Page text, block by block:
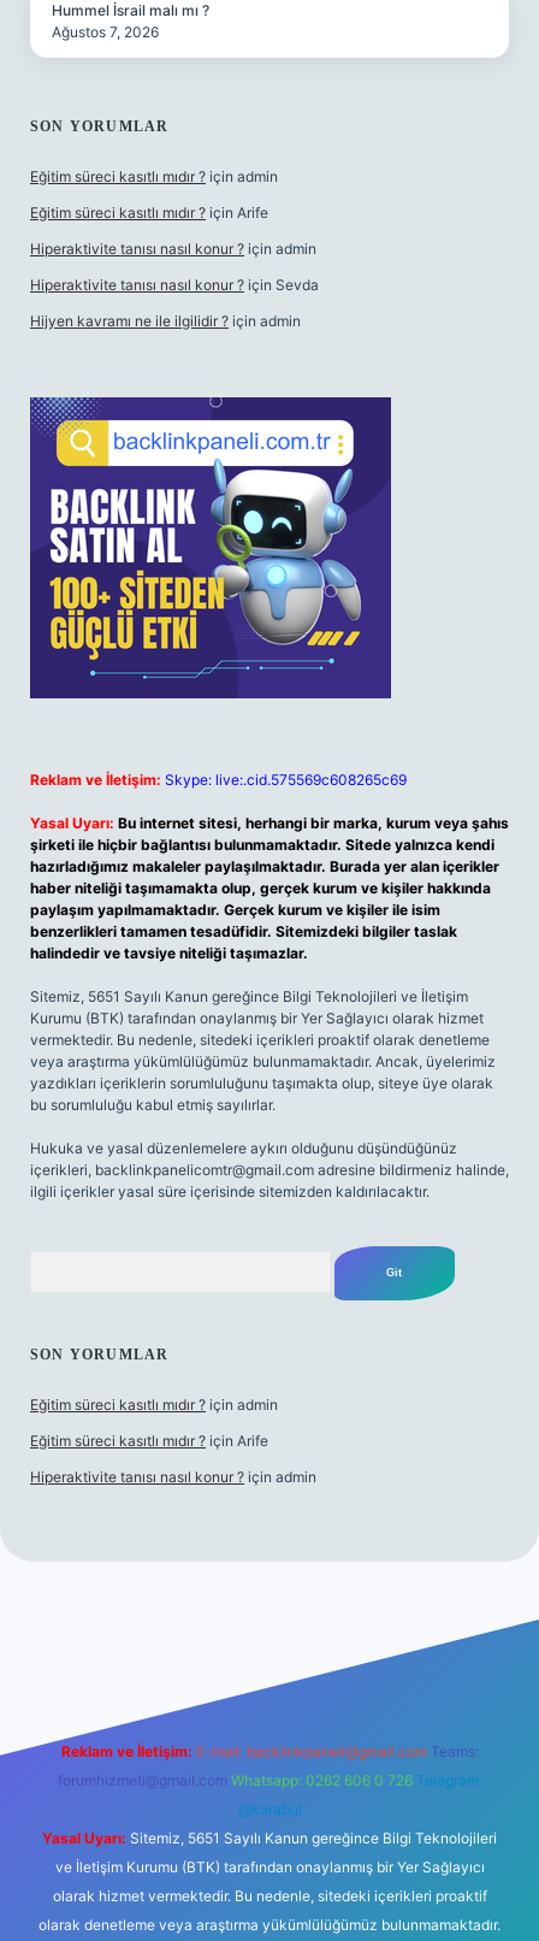
Hummel İsrail malı mı ?
Ağustos 7, 2026
SON YORUMLAR
Eğitim süreci kasıtlı mıdır ? için admin
Eğitim süreci kasıtlı mıdır ? için Arife
Hiperaktivite tanısı nasıl konur ? için admin
Hiperaktivite tanısı nasıl konur ? için Sevda
Hijyen kavramı ne ile ilgilidir ? için admin
Reklam ve İletişim: Skype: live:.cid.575569c608265c69
Yasal Uyarı: Bu internet sitesi, herhangi bir marka, kurum veya şahıs
şirketi ile hiçbir bağlantısı bulunmamaktadır. Sitede yalnızca kendi
hazırladığımız makaleler paylaşılmaktadır. Burada yer alan içerikler
haber niteliği taşımamakta olup, gerçek kurum ve kişiler hakkında
paylaşım yapılmamaktadır. Gerçek kurum ve kişiler ile isim
benzerlikleri tamamen tesadüfidir. Sitemizdeki bilgiler taslak
halindedir ve tavsiye niteliği taşımazlar.
Sitemiz, 5651 Sayılı Kanun gereğince Bilgi Teknolojileri ve İletişim
Kurumu (BTK) tarafından onaylanmış bir Yer Sağlayıcı olarak hizmet
vermektedir. Bu nedenle, sitedeki içerikleri proaktif olarak denetleme
veya araştırma yükümlülüğümüz bulunmamaktadır. Ancak, üyelerimiz
yazdıkları içeriklerin sorumluluğunu taşımakta olup, siteye üye olarak
bu sorumluluğu kabul etmiş sayılırlar.
Hukuka ve yasal düzenlemelere aykırı olduğunu düşündüğünüz
içerikleri, backlinkpanelicomtr@gmail.com adresine bildirmeniz halinde,
ilgili içerikler yasal süre içerisinde sitemizden kaldırılacaktır.
SON YORUMLAR
Eğitim süreci kasıtlı mıdır ? için admin
Eğitim süreci kasıtlı mıdır ? için Arife
Hiperaktivite tanısı nasıl konur ? için admin
Reklam ve İletişim: E-mail: backlinkpaneli@gmail.com Teams:
forumhizmeti@gmail.com Whatsapp: 0262 606 0 726 Telegram:
@karabul
Yasal Uyarı: Sitemiz, 5651 Sayılı Kanun gereğince Bilgi Teknolojileri
ve İletişim Kurumu (BTK) tarafından onaylanmış bir Yer Sağlayıcı
olarak hizmet vermektedir. Bu nedenle, sitedeki içerikleri proaktif
olarak denetleme veya araştırma yükümlülüğümüz bulunmamaktadır.